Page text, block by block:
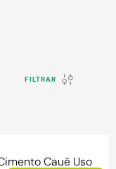
FILTRAR